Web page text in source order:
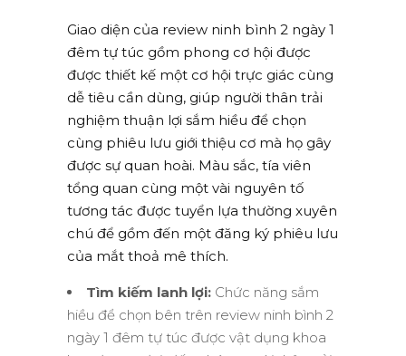
Giao diện của review ninh bình 2 ngày 1
đêm tự túc gồm phong cơ hội được
được thiết kế một cơ hội trực giác cùng
dễ tiêu cần dùng, giúp người thân trải
nghiệm thuận lợi sắm hiều để chọn
cùng phiêu lưu giới thiệu cơ mà họ gây
được sự quan hoài. Màu sắc, tía viên
tổng quan cùng một vài nguyên tố
tương tác được tuyển lựa thường xuyên
chú để gồm đến một đăng ký phiêu lưu
của mắt thoả mê thích.
Tìm kiếm lanh lợi: Chức năng sắm
hiều để chọn bên trên review ninh bình 2
ngày 1 đêm tự túc được vật dụng khoa